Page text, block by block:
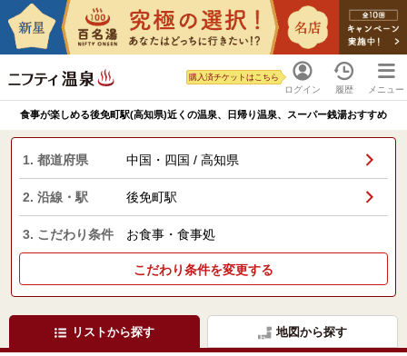
ログイン
購入済チケットはこちら
履歴 メニュー
食事が楽しめる後免町駅(高知県)近くの温泉、日帰り温泉、スーパー銭湯おすすめ
1. 都道府県 中国・四国 / 高知県
2. 沿線・駅 後免町駅
3. こだわり条件 お食事・食事処
こだわり条件を変更する
リストから探す 地図から探す